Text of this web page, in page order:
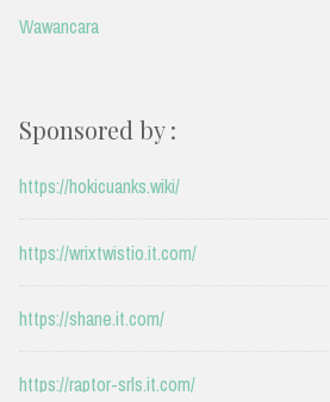
Wawancara
Sponsored by :
https://hokicuanks.wiki/
https://wrixtwistio.it.com/
https://shane.it.com/
https://raptor-srls.it.com/